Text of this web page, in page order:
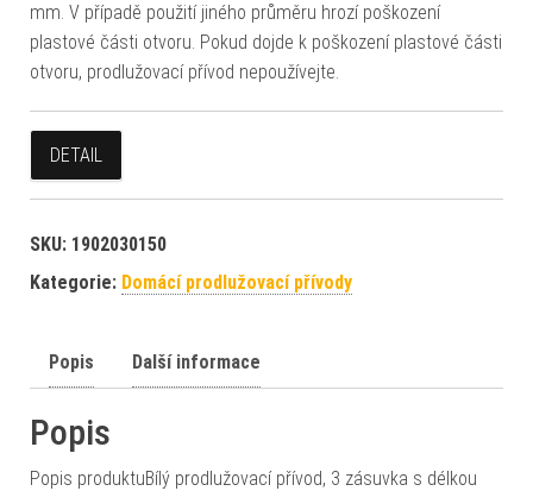
mm. V případě použití jiného průměru hrozí poškození
plastové části otvoru. Pokud dojde k poškození plastové části
otvoru, prodlužovací přívod nepoužívejte.
DETAIL
SKU: 1902030150
Kategorie: Domácí prodlužovací přívody
Popis Další informace
Popis
Popis produktuBílý prodlužovací přívod, 3 zásuvka s délkou